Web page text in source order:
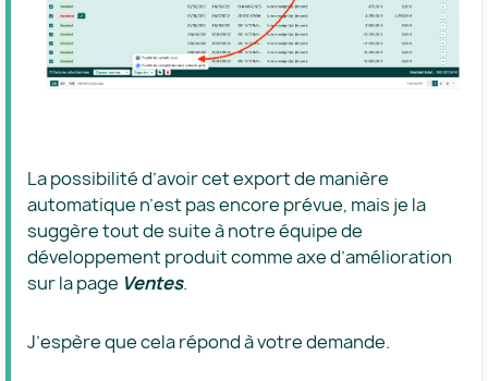
La possibilité d’avoir cet export de manière
automatique n’est pas encore prévue, mais je la
suggère tout de suite à notre équipe de
développement produit comme axe d’amélioration
sur la page Ventes.
J’espère que cela répond à votre demande.